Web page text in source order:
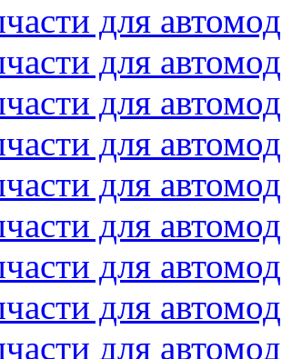
для
для
для
для
для
для
для
для
для